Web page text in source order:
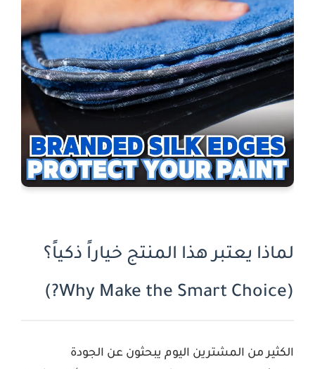
لماذا يعتبر هذا المنتج خياراً ذكياً؟
(Why Make the Smart Choice?)
الكثير من المشترين اليوم يبحثون عن الجودة